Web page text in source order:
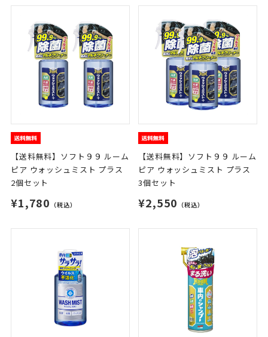
【送料無料】ソフト９９ ルーム
ピア ウォッシュミスト プラス
2個セット
¥1,780 （税込）
【送料無料】ソフト９９ ルーム
ピア ウォッシュミスト プラス
3個セット
¥2,550 （税込）